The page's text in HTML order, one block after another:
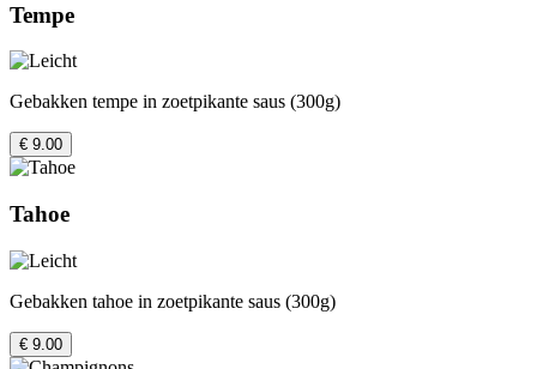
Tempe
Gebakken tempe in zoetpikante saus (300g)
€ 9.00
Tahoe
Gebakken tahoe in zoetpikante saus (300g)
€ 9.00